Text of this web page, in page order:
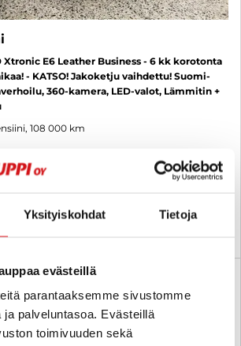
Yksityiskohdat Tietoja
evästeillä
parantaaksemme sivustomme
palveluntasoa. Evästeillä
toimivuuden sekä
Xtronic E6 Leather Business - 6 kk korotonta
- KATSO! Jakoketju vaihdettu! Suomi-
360-kamera, LED-valot, Lämmitin +
108 000 km
tampere
kulutonta